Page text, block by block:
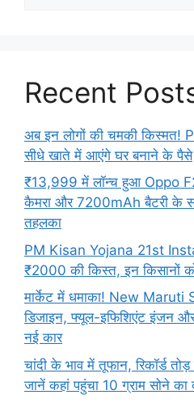
Recent
अब इन लोगों की चमकी
सीधे खाते में आएंगे घर बनाने के पैसे
₹13,999 में लॉन्च हुआ Oppo
कैमरा और 7200mAh बैटरी के
तहलका
PM Kisan Yojana 21st
₹2000 की किस्त, इन किसानों
मार्केट में धमाका! New Maruti
डिजाइन, फ्यूल-इफिशिएंट इंजन
नई कार
चांदी के भाव में तूफान, रिकॉर्ड
जानें कहां पहुंचा 10 ग्राम सोने का